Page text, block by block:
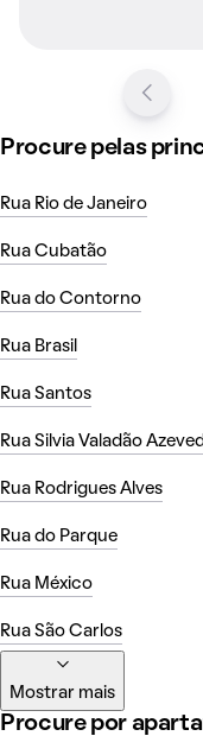
Procure pelas
Rua Rio de Janeiro
Rua Cubatão
Rua do Contorno
Rua Brasil
Rua Santos
Rua Silvia Valadão
Rua Rodrigues Alves
Rua do Parque
Rua México
Rua São Carlos
Mostrar mais
Procure por